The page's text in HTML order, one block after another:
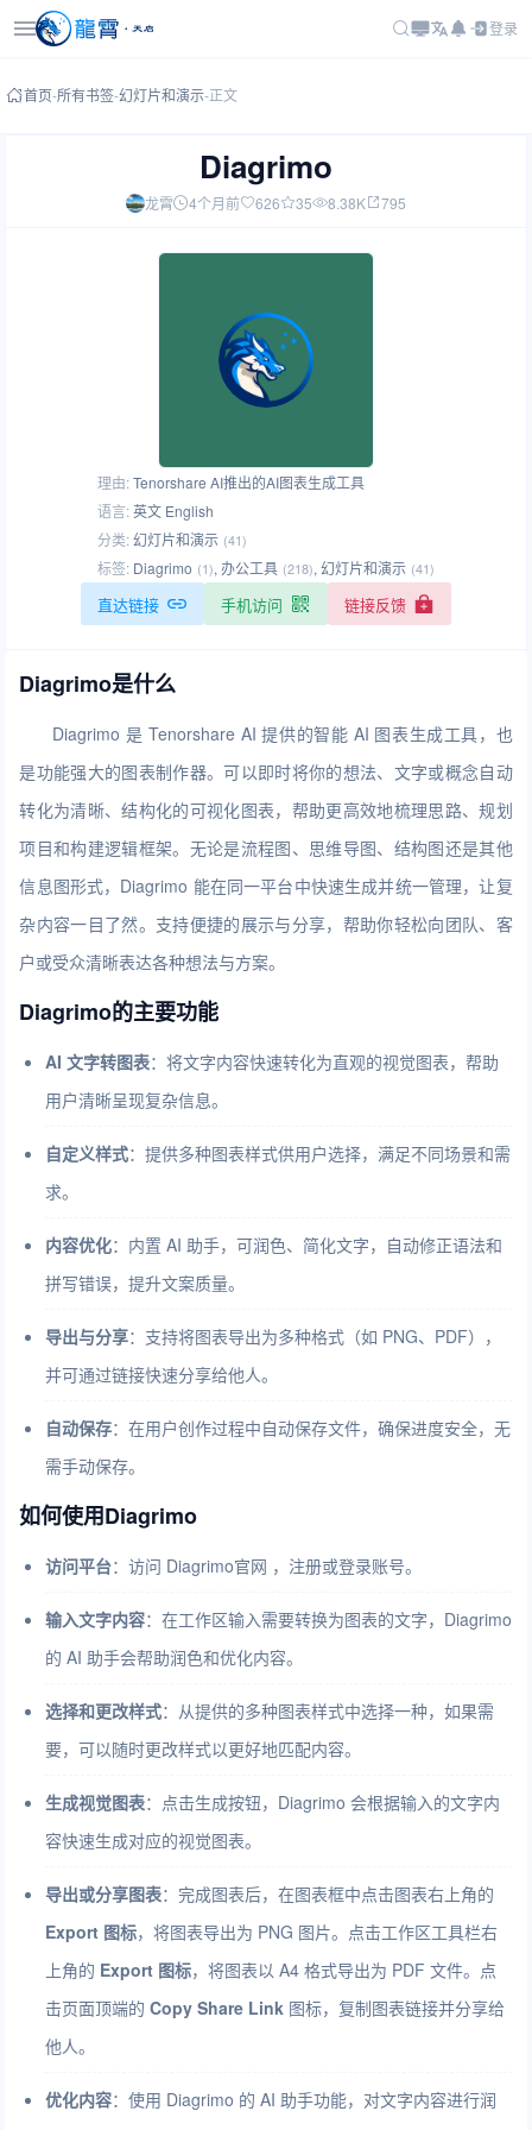
登录
首页-所有书签-幻灯片和演示-正文
Diagrimo
龙霄 4个月前 626 35 8.38K 795
理由:Tenorshare AI推出的AI图表生成工具
语言:英文 English
分类:幻灯片和演示 (41)
标签: Diagrimo (1), 办公工具 (218), 幻灯片和演示 (41)
直达链接 手机访问 链接反馈
Diagrimo是什么
Diagrimo 是 Tenorshare AI 提供的智能 AI 图表生成工具，也
是功能强大的图表制作器。可以即时将你的想法、文字或概念自动
转化为清晰、结构化的可视化图表，帮助更高效地梳理思路、规划
项目和构建逻辑框架。无论是流程图、思维导图、结构图还是其他
信息图形式，Diagrimo 能在同一平台中快速生成并统一管理，让复
杂内容一目了然。支持便捷的展示与分享，帮助你轻松向团队、客
户或受众清晰表达各种想法与方案。
Diagrimo的主要功能
AI 文字转图表：将文字内容快速转化为直观的视觉图表，帮助
用户清晰呈现复杂信息。
自定义样式：提供多种图表样式供用户选择，满足不同场景和需
求。
内容优化：内置 AI 助手，可润色、简化文字，自动修正语法和
拼写错误，提升文案质量。
导出与分享：支持将图表导出为多种格式（如 PNG、PDF），
并可通过链接快速分享给他人。
自动保存：在用户创作过程中自动保存文件，确保进度安全，无
需手动保存。
如何使用Diagrimo
访问平台：访问 Diagrimo官网 ，注册或登录账号。
输入文字内容：在工作区输入需要转换为图表的文字，Diagrimo
的 AI 助手会帮助润色和优化内容。
选择和更改样式：从提供的多种图表样式中选择一种，如果需
要，可以随时更改样式以更好地匹配内容。
生成视觉图表：点击生成按钮，Diagrimo 会根据输入的文字内
容快速生成对应的视觉图表。
导出或分享图表：完成图表后，在图表框中点击图表右上角的
Export 图标，将图表导出为 PNG 图片。点击工作区工具栏右
上角的 Export 图标，将图表以 A4 格式导出为 PDF 文件。点
击页面顶端的Copy Share Link 图标，复制图表链接并分享给
他人。
优化内容：使用 Diagrimo 的 AI 助手功能，对文字内容进行润